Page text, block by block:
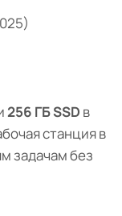
256 ГБ SSD в
станция в
задачам без